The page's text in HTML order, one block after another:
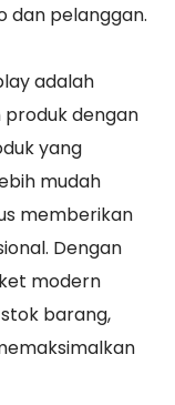
dan pelanggan.
adalah
dengan
yang
mudah
memberikan
Dengan
modern
barang,